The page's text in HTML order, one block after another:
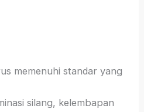
memenuhi standar yang
silang, kelembapan